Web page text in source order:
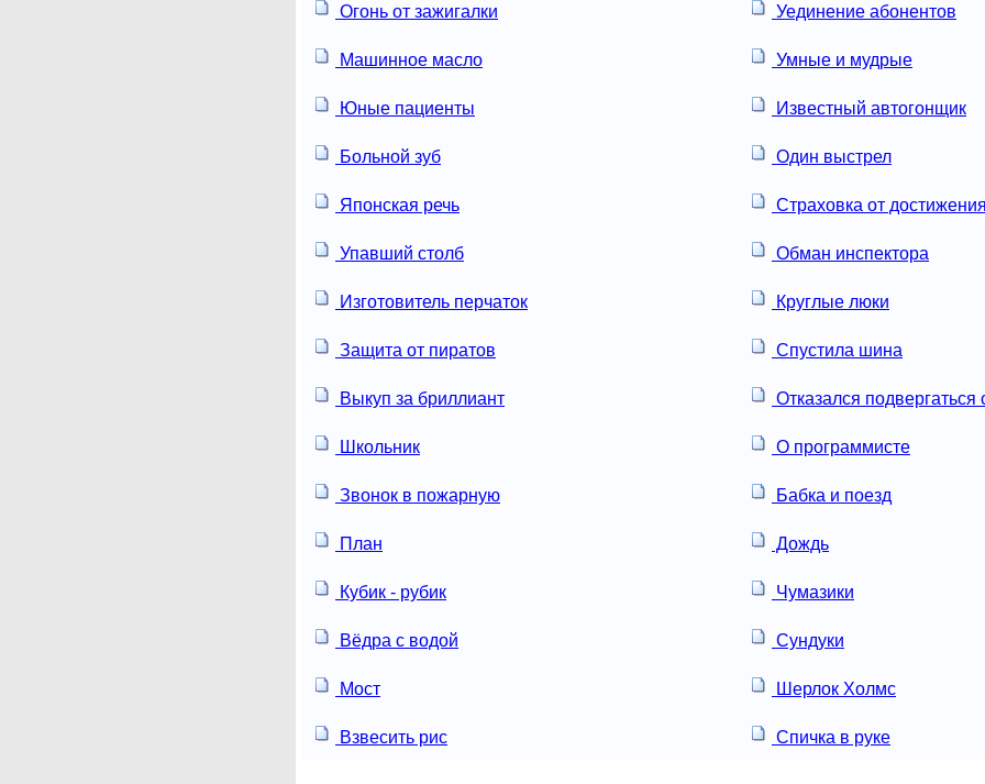
Огонь от зажигалки Уединение абонентов
Машинное масло Умные и мудрые
Юные пациенты Известный автогонщик
Больной зуб Один выстрел
Японская речь Страховка от
Упавший столб Обман инспектора
Изготовитель перчаток Круглые люки
Защита от пиратов Спустила шина
Выкуп за бриллиант Отказался подвергаться
Школьник О программисте
Звонок в пожарную Бабка и поезд
План Дождь
Кубик - рубик Чумазики
Вёдра с водой Сундуки
Мост Шерлок Холмс
Взвесить рис Спичка в руке